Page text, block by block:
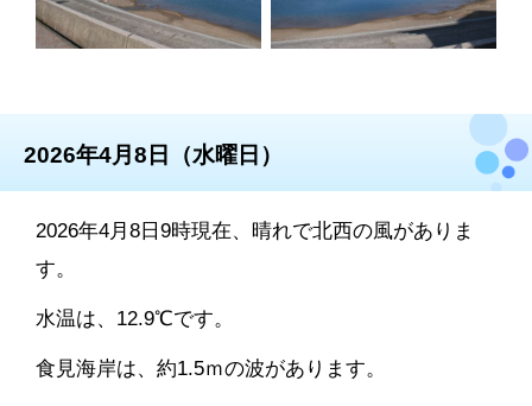
2026年4月8日（水曜日）
2026年4月8日9時現在、晴れで北西の風がありま
す。
水温は、12.9℃です。
食見海岸は、約1.5ｍの波があります。